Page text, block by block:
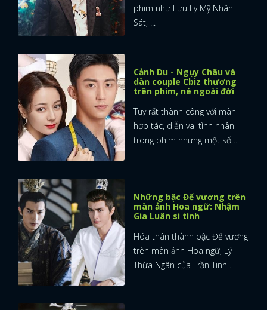
phim như Lưu Ly Mỹ Nhân
Sát, ...
Cảnh Du - Ngụy Châu và
dàn couple Cbiz thương
trên phim, né ngoài đời
Tuy rất thành công với màn
hợp tác, diễn vai tình nhân
trong phim nhưng một số ...
Những bậc Đế vương trên
màn ảnh Hoa ngữ: Nhậm
Gia Luân si tình
Hóa thân thành bậc Đế vương
trên màn ảnh Hoa ngữ, Lý
Thừa Ngân của Trần Tinh ...